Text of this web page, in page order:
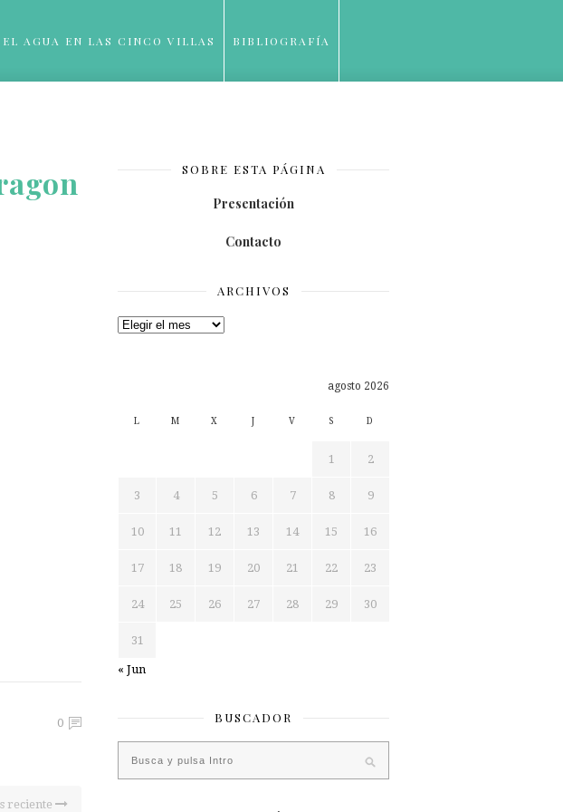
EL AGUA EN LAS CINCO VILLAS BIBLIOGRAFÍA
0
reciente
SOBRE ESTA PÁGINA
Presentación
Contacto
ARCHIVOS
Archivos
agosto 2026
L M X J V S D
1 2
3 4 5 6 7 8 9
10 11 12 13 14 15 16
17 18 19 20 21 22 23
24 25 26 27 28 29 30
31
« Jun
BUSCADOR